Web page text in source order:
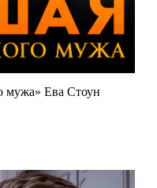
мужа» Ева Стоун